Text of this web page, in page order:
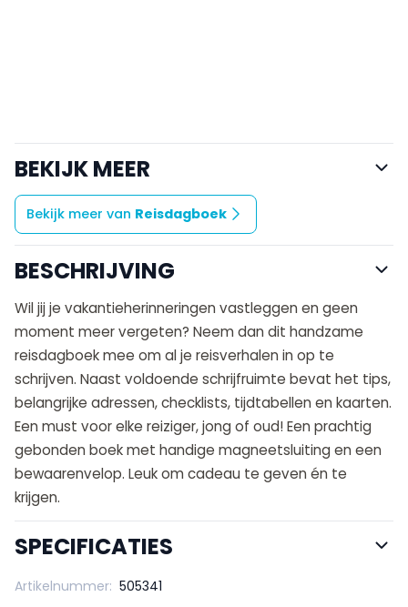
BEKIJK MEER
Bekijk meer van Reisdagboek
BESCHRIJVING
Wil jij je vakantieherinneringen vastleggen en geen
moment meer vergeten? Neem dan dit handzame
reisdagboek mee om al je reisverhalen in op te
schrijven. Naast voldoende schrijfruimte bevat het tips,
belangrijke adressen, checklists, tijdtabellen en kaarten.
Een must voor elke reiziger, jong of oud! Een prachtig
gebonden boek met handige magneetsluiting en een
bewaarenvelop. Leuk om cadeau te geven én te
krijgen.
SPECIFICATIES
Artikelnummer: 505341